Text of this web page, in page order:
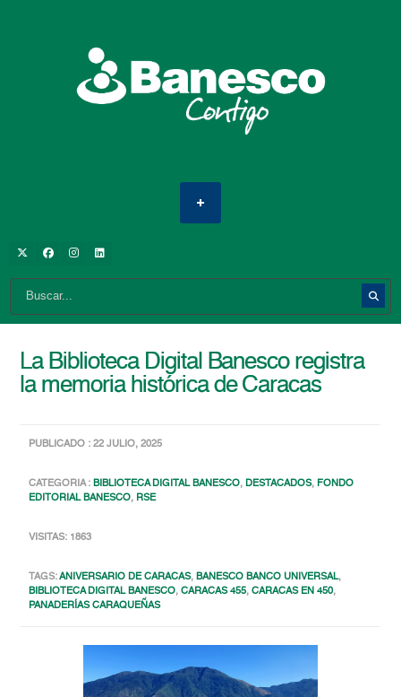
La Biblioteca Digital Banesco registra
la memoria histórica de Caracas
PUBLICADO : 22 JULIO, 2025
CATEGORIA :BIBLIOTECA DIGITAL BANESCO,DESTACADOS, FONDO
EDITORIAL BANESCO, RSE
VISITAS: 1863
TAGS:ANIVERSARIO DE CARACAS,BANESCO BANCO UNIVERSAL,
BIBLIOTECA DIGITAL BANESCO,CARACAS 455,CARACAS EN 450,
PANADERÍAS CARAQUEÑAS